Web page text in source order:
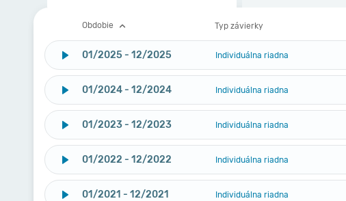
Obdobie Typ závierky
01/2025 - 12/2025 Individuálna riadna
01/2024 - 12/2024 Individuálna riadna
01/2023 - 12/2023 Individuálna riadna
01/2022 - 12/2022 Individuálna riadna
01/2021 - 12/2021 Individuálna riadna